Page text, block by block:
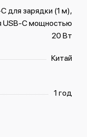
для зарядки (1 м),
USB‑C мощностью
20 Вт
Китай
1 год